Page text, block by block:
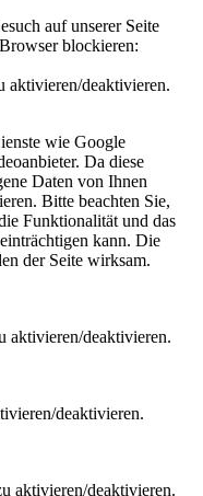
auf unserer Seite
blockieren:
aktivieren/deaktivieren.
wie Google
Da diese
Daten von Ihnen
Bitte beachten Sie,
Funktionalität und das
kann. Die
der Seite wirksam.
aktivieren/deaktivieren.
deaktivieren.
aktivieren/deaktivieren.